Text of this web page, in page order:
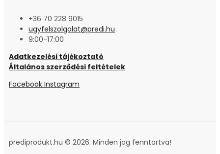
+36 70 228 9015
ugyfelszolgalat@predi.hu
9:00-17:00
Adatkezelési tájékoztató
Általános szerződési feltételek
Facebook Instagram
prediprodukt.hu © 2026. Minden jog fenntartva!